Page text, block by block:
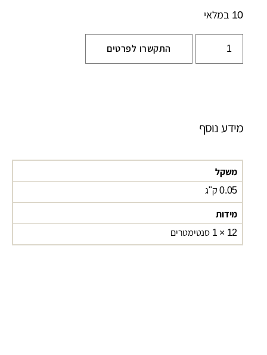
10 במלאי
התקשרו לפרטים
מידע נוסף
משקל
0.05 ק"ג
מידות
12 × 1 סנטימטרים